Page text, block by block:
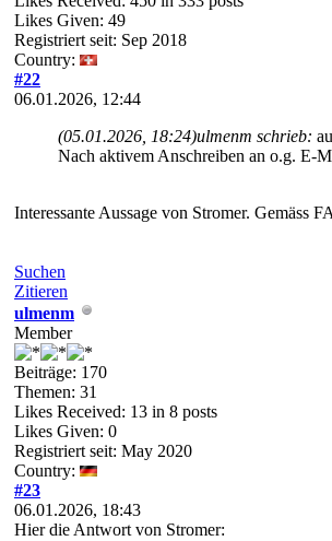
Likes Given: 49
Registriert seit: Sep 2018
Country:
#22
06.01.2026, 12:44
(05.01.2026, 18:24)ulmenm schrieb:
Nach aktivem Anschreiben an o.g. E-
Interessante Aussage von Stromer. Gemäss
Suchen
Zitieren
ulmenm
Member
Beiträge: 170
Themen: 31
Likes Received: 13 in 8 posts
Likes Given: 0
Registriert seit: May 2020
Country:
#23
06.01.2026, 18:43
Hier die Antwort von Stromer: